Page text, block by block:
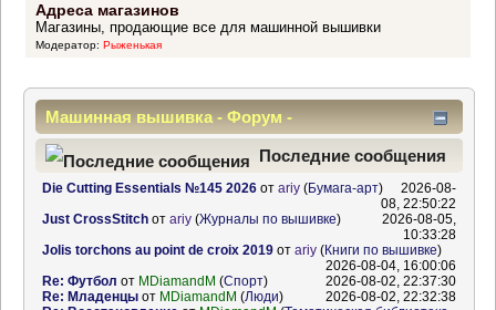
Адреса магазинов
Магазины, продающие все для машинной вышивки
Модератор: Рыженькая
Машинная вышивка - Форум -
Информационный центр
Последние сообщения
Die Cutting Essentials №145 2026от ariy(Бумага-арт)
2026-08-
08, 22:50:22
Just CrossStitchот ariy(Журналы по вышивке)
2026-08-05,
10:33:28
Jolis torchons au point de croix 2019от ariy(Книги по вышивке)
2026-08-04, 16:00:06
Re: Футбол от MDiamandM (Спорт)
2026-08-02, 22:37:30
Re: Младенцыот MDiamandM (Люди)
2026-08-02, 22:32:38